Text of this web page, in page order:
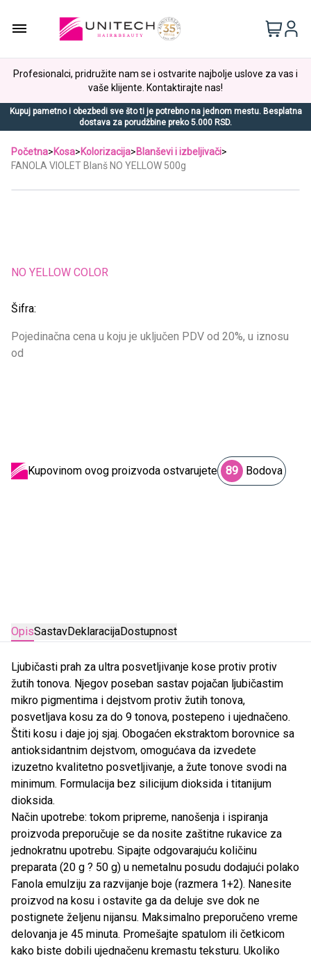
Profesionalci, pridružite nam se i ostvarite najbolje uslove za vas i
vaše klijente. Kontaktirajte nas!
Kupuj pametno i obezbedi sve što ti je potrebno na jednom mestu. Besplatna
dostava za porudžbine preko 5.000 RSD.
Početna>Kosa>Kolorizacija>Blanševi i izbeljivači>
FANOLA VIOLET Blanš NO YELLOW 500g
NO YELLOW COLOR
Šifra:
Pojedinačna cena u koju je uključen PDV od 20%, u iznosu
od
Kupovinom ovog proizvoda ostvarujete 89 Bodova
OpisSastavDeklaracijaDostupnost
Ljubičasti prah za ultra posvetljivanje kose protiv protiv
žutih tonova. Njegov poseban sastav pojačan ljubičastim
mikro pigmentima i dejstvom protiv žutih tonova,
posvetljava kosu za do 9 tonova, postepeno i ujednačeno.
Štiti kosu i daje joj sjaj. Obogaćen ekstraktom borovnice sa
antioksidantnim dejstvom, omogućava da izvedete
izuzetno kvalitetno posvetljivanje, a žute tonove svodi na
minimum. Formulacija bez silicijum dioksida i titanijum
dioksida.
Način upotrebe: tokom pripreme, nanošenja i ispiranja
proizvoda preporučuje se da nosite zaštitne rukavice za
jednokratnu upotrebu. Sipajte odgovarajuću količinu
preparata (20 g ? 50 g) u nemetalnu posudu dodajući polako
Fanola emulziju za razvijanje boje (razmera 1+2). Nanesite
proizvod na kosu i ostavite ga da deluje sve dok ne
postignete željenu nijansu. Maksimalno preporučeno vreme
delovanja je 45 minuta. Promešajte spatulom ili četkicom
kako biste dobili ujednačenu kremastu teksturu. Ukoliko